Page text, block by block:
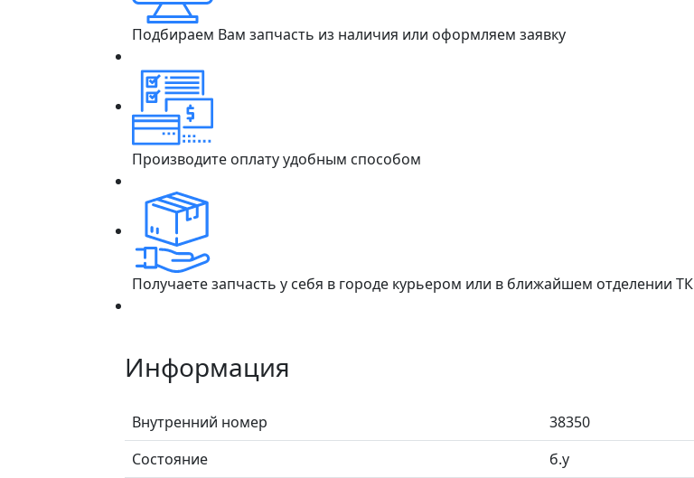
Подбираем Вам запчасть из наличия или оформляем заявку
Производите оплату удобным способом
Получаете запчасть у себя в городе курьером или в ближайшем отделении ТК
Информация
Внутренний номер
38350
Состояние
б.у